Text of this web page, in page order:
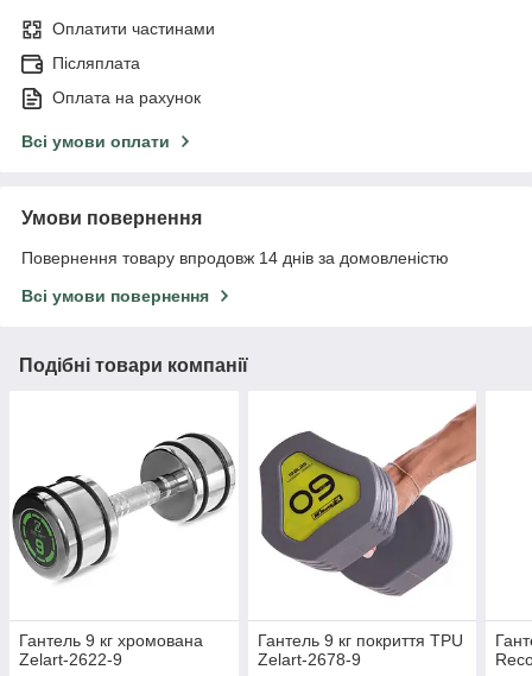
Оплатити частинами
Післяплата
Оплата на рахунок
Всі умови оплати
Умови повернення
Повернення товару впродовж 14 днів за домовленістю
Всі умови повернення
Подібні товари компанії
Гантель 9 кг хромована
Zelart-2622-9
Гантель 9 кг покриття TPU
Zelart-2678-9